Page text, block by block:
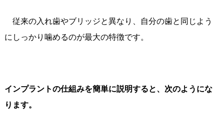
従来の入れ歯やブリッジと異なり、自分の歯と同じよう
にしっかり噛めるのが最大の特徴です。
インプラントの仕組みを簡単に説明すると、次のようにな
ります。